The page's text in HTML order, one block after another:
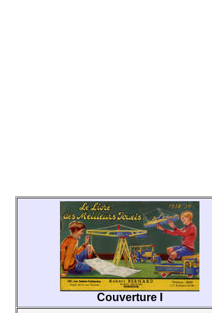
Couverture I